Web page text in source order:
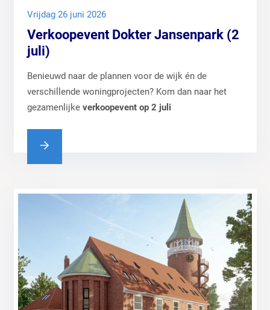
vrijdag 26 juni 2026
Verkoopevent Dokter Jansenpark (2
juli)
Benieuwd naar de plannen voor de wijk én de
verschillende woningprojecten? Kom dan naar het
gezamenlijke verkoopevent op 2 juli